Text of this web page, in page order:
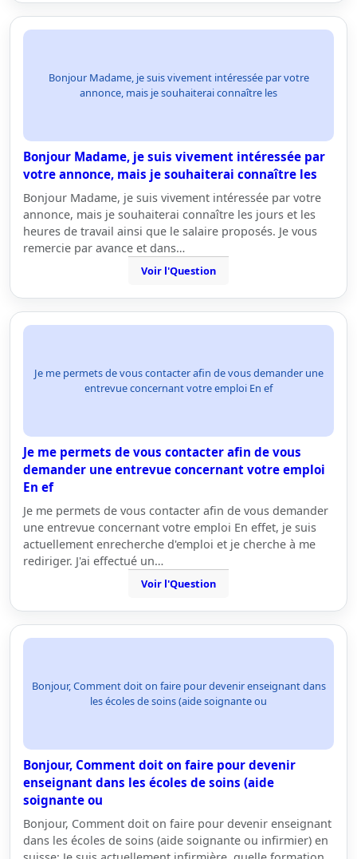
Bonjour Madame, je suis vivement intéressée par votre
annonce, mais je souhaiterai connaître les
Bonjour Madame, je suis vivement intéressée par
votre annonce, mais je souhaiterai connaître les
Bonjour Madame, je suis vivement intéressée par votre
annonce, mais je souhaiterai connaître les jours et les
heures de travail ainsi que le salaire proposés. Je vous
remercie par avance et dans…
Voir l'Question
Je me permets de vous contacter afin de vous demander une
entrevue concernant votre emploi En ef
Je me permets de vous contacter afin de vous
demander une entrevue concernant votre emploi
En ef
Je me permets de vous contacter afin de vous demander
une entrevue concernant votre emploi En effet, je suis
actuellement enrecherche d'emploi et je cherche à me
rediriger. J'ai effectué un…
Voir l'Question
Bonjour, Comment doit on faire pour devenir enseignant dans
les écoles de soins (aide soignante ou
Bonjour, Comment doit on faire pour devenir
enseignant dans les écoles de soins (aide
soignante ou
Bonjour, Comment doit on faire pour devenir enseignant
dans les écoles de soins (aide soignante ou infirmier) en